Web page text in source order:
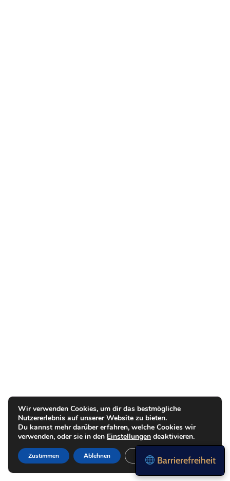
Barrierefreiheit
Wir verwenden Cookies, um dir das bestmögliche
Nutzererlebnis auf unserer Website zu bieten.
Du kannst mehr darüber erfahren, welche Cookies wir
verwenden, oder sie in den Einstellungen deaktivieren.
Zustimmen Ablehnen Einstellungen